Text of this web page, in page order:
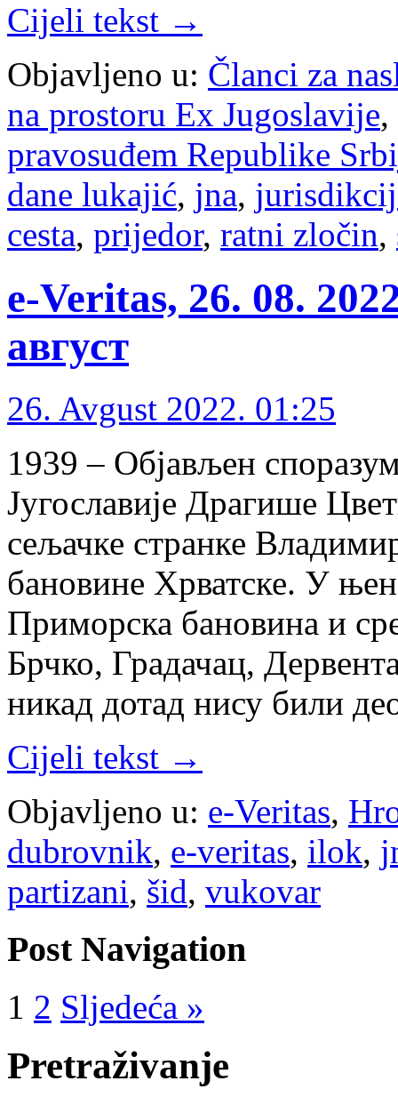
Cijeli tekst →
Objavljeno u: Članci za
na prostoru Ex Jugoslavije,
pravosuđem Republike
dane lukajić, jna,
cesta, prijedor, ratni zločin,
e-Veritas, 26. 08.
август
26. Avgust 2022. 01:25
1939 – Објављен
Југославије Драгише
сељачке странке
бановине Хрватске. У
Приморска бановина и
Брчко, Градачац,
никад дотад нису били
Cijeli tekst →
Objavljeno u: e-Veritas,
dubrovnik, e-veritas, ilok,
partizani, šid, vukovar
Post Navigation
1 2 Sljedeća »
Pretraživanje